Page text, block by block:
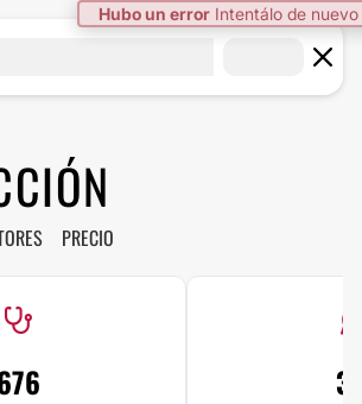
Hubo un error Intentálo de nuevo
PRECIO